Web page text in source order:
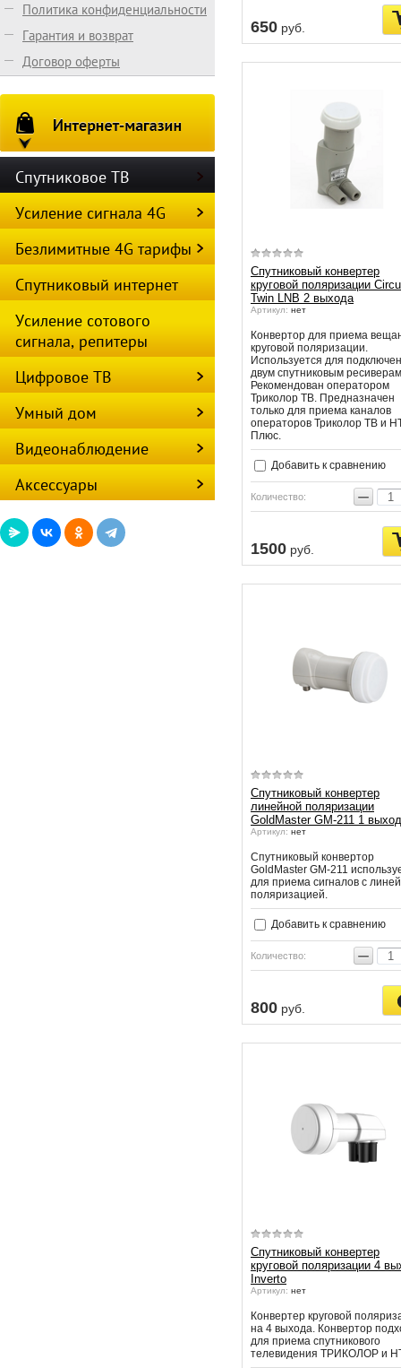
650 руб.
Спутниковый конвертер
круговой поляризации
Twin LNB 2 выхода
Артикул: нет
Конвертор для приема
круговой поляризации.
Используется для
двум спутниковым
Рекомендован оператором
Триколор ТВ. Предназначен
только для приема каналов
операторов Триколор ТВ и
Плюс.
Добавить к сравнению
Количество: −
1500 руб.
Спутниковый конвертер
линейной поляризации
GoldMaster GM-211 1 выход
Артикул: нет
Спутниковый конвертор
GoldMaster GM-211
для приема сигналов с
поляризацией.
Добавить к сравнению
Количество: −
800 руб.
Спутниковый конвертер
круговой поляризации 4
Inverto
Артикул: нет
Конвертер круговой
на 4 выхода. Конвертор
для приема спутникового
телевидения ТРИКОЛОР и
Политика конфиденциальности
Гарантия и возврат
Договор оферты
Спутниковое ТВ
Усиление сигнала 4G
Безлимитные 4G тарифы
Спутниковый интернет
Усиление сотового
сигнала, репитеры
Цифровое ТВ
Умный дом
Видеонаблюдение
Аксессуары